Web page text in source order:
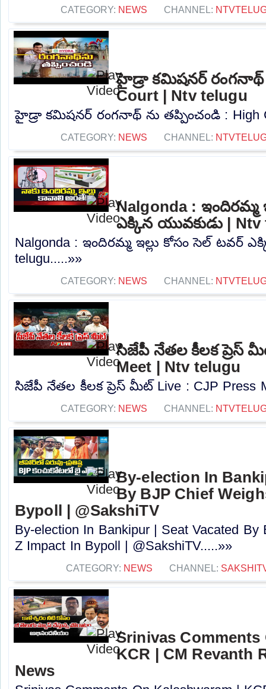
CATEGORY: NEWS CHANNEL:
హైడ్రా కమిషనర్ రంగనాథ్
Court | Ntv telugu
హైడ్రా కమిషనర్ రంగనాథ్ ను తప్పించండి : High
CATEGORY: NEWS CHANNEL:
Nalgonda : ఇందిరమ్మ
ఎక్కిన యువకుడు | Ntv
Nalgonda : ఇందిరమ్మ ఇల్లు కోసం సెల్ టవర్
telugu.....»»
CATEGORY: NEWS CHANNEL:
సిజేపీ నేతల కీలక ప్రెస్
Meet | Ntv telugu
సిజేపీ నేతల కీలక ప్రెస్ మీట్ Live : CJP Press
CATEGORY: NEWS CHANNEL:
By-election In
By BJP Chief
Bypoll | @SakshiTV
By-election In Bankipur | Seat Vacated By
Z Impact In Bypoll | @SakshiTV.....»»
CATEGORY: NEWS CHANNEL:
Srinivas Comments
KCR | CM Revanth
News